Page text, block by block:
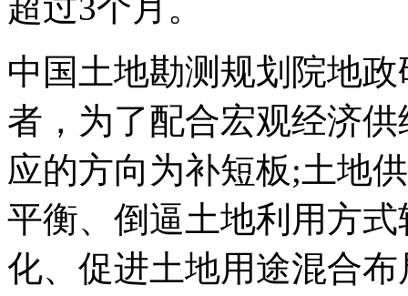
中国土地勘测规划院地
者，为了配合宏观经济
应的方向为补短板;土地
平衡、倒逼土地利用方
化、促进土地用途混合